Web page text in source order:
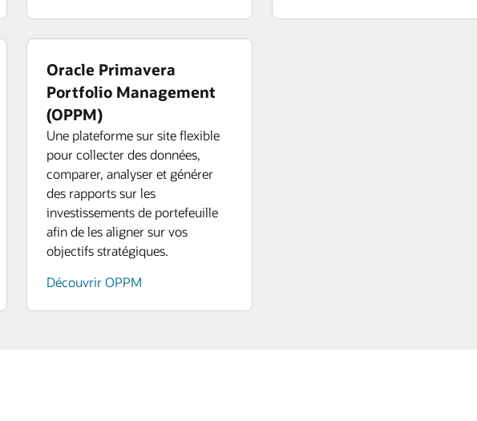
Oracle Primavera
Portfolio Management
(OPPM)
Une plateforme sur site flexible
pour collecter des données,
comparer, analyser et générer
des rapports sur les
investissements de portefeuille
afin de les aligner sur vos
objectifs stratégiques.
Découvrir OPPM